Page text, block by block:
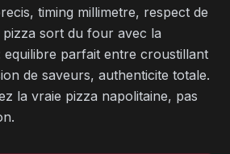
timing millimetre, respect de
pizza sort du four avec la
parfait entre croustillant
de saveurs, authenticite totale.
la vraie pizza napolitaine, pas